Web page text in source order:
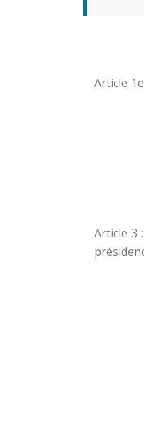
Article
Article 3